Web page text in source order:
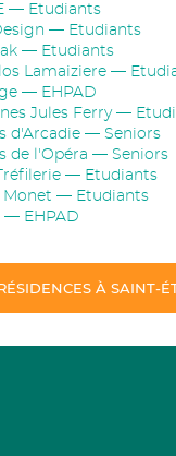
— Etudiants
— Etudiants
— Etudiants
Lamaiziere —
— EHPAD
Jules Ferry —
d'Arcadie — Seniors
de l'Opéra — Seniors
— Etudiants
Monet — Etudiants
— EHPAD
À SAINT-